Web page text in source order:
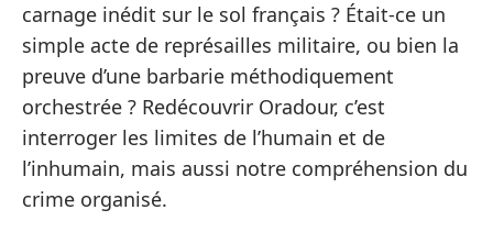
carnage inédit sur le sol français ? Était-ce un
simple acte de représailles militaire, ou bien la
preuve d’une barbarie méthodiquement
orchestrée ? Redécouvrir Oradour, c’est
interroger les limites de l’humain et de
l’inhumain, mais aussi notre compréhension du
crime organisé.